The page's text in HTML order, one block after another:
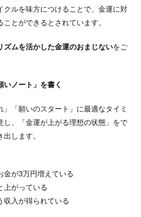
クルを味方につけることで、金運に対
とができるとされています。
ズムを活かした金運のおまじないをご
いノート」を書く
」「願いのスタート」に最適なタイミ
し、「金運が上がる理想の状態」をで
します。
金が3万円増えている
上がっている
収入が得られている